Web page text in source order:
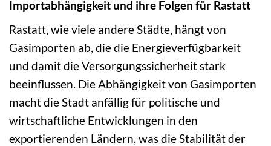
Importabhängigkeit und ihre Folgen für Rastatt
Rastatt, wie viele andere Städte, hängt von
Gasimporten ab, die die Energieverfügbarkeit
und damit die Versorgungssicherheit stark
beeinflussen. Die Abhängigkeit von Gasimporten
macht die Stadt anfällig für politische und
wirtschaftliche Entwicklungen in den
exportierenden Ländern, was die Stabilität der